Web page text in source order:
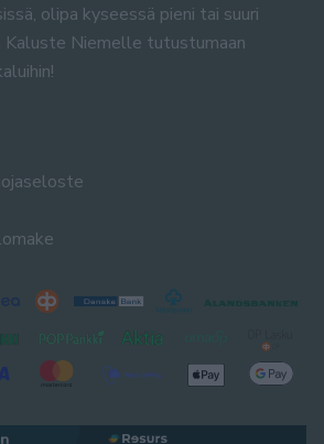
olipa kyseessä pieni tai suuri
Niemelle tutustumaan